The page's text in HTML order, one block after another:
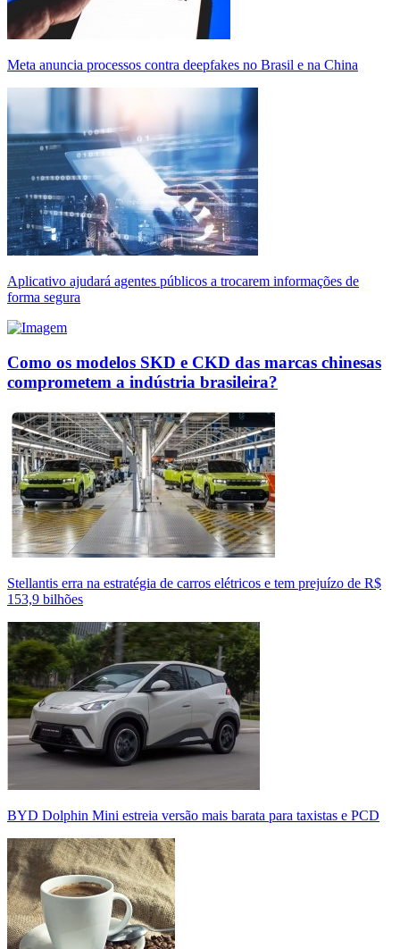
Meta anuncia processos contra deepfakes no Brasil e na China
Aplicativo ajudará agentes públicos a trocarem informações de
forma segura
Como os modelos SKD e CKD das marcas chinesas
comprometem a indústria brasileira?
Stellantis erra na estratégia de carros elétricos e tem prejuízo de R$
153,9 bilhões
BYD Dolphin Mini estreia versão mais barata para taxistas e PCD